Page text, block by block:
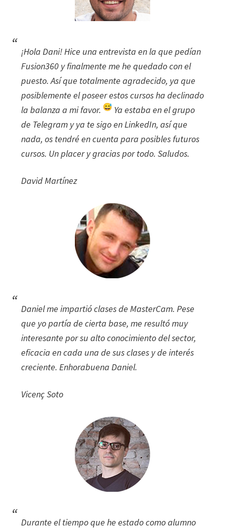
¡Hola Dani! Hice una entrevista en la que pedían
Fusion360 y finalmente me he quedado con el
puesto. Así que totalmente agradecido, ya que
posiblemente el poseer estos cursos ha declinado
la balanza a mi favor.
Ya estaba en el grupo
de Telegram y ya te sigo en LinkedIn, así que
nada, os tendré en cuenta para posibles futuros
cursos. Un placer y gracias por todo. Saludos.
David Martínez
Daniel me impartió clases de MasterCam. Pese
que yo partía de cierta base, me resultó muy
interesante por su alto conocimiento del sector,
eficacia en cada una de sus clases y de interés
creciente. Enhorabuena Daniel.
Vicenç Soto
Durante el tiempo que he estado como alumno